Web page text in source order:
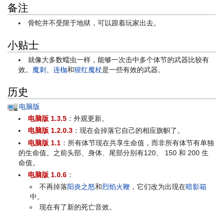
备注
骨蛇并不受限于地狱，可以跟着玩家出去。
小贴士
就像大多数蠕虫一样，能够一次击中多个体节的武器比较有
效。 魔刺 、连枷和猩红魔杖是一些有效的武器。
历史
电脑版
电脑版 1.3.5 ：外观更新。
电脑版 1.2.0.3 ：现在会掉落它自己的相应旗帜了。
电脑版 1.1 ：所有体节现在共享生命值，而非所有体节有单独
的生命值。之前头部、身体、尾部分别有120、 150 和 200 生
命值。
电脑版 1.0.6 ：
不再掉落阳炎之怒和烈焰火鞭，它们改为出现在暗影箱
中。
现在有了新的死亡音效。